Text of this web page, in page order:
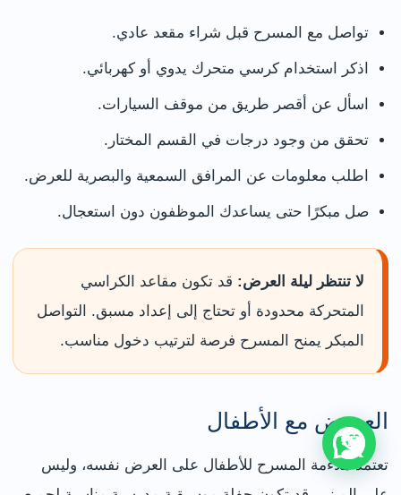
تواصل مع المسرح قبل شراء مقعد عادي.
اذكر استخدام كرسي متحرك يدوي أو كهربائي.
اسأل عن أقصر طريق من موقف السيارات.
تحقق من وجود درجات في القسم المختار.
اطلب معلومات عن المرافق السمعية والبصرية للعرض.
صل مبكرًا حتى يساعدك الموظفون دون استعجال.
لا تنتظر ليلة العرض: قد تكون مقاعد الكراسي
المتحركة محدودة أو تحتاج إلى إعداد مسبق. التواصل
المبكر يمنح المسرح فرصة لترتيب دخول مناسب.
العروض مع الأطفال
تعتمد ملاءمة المسرح للأطفال على العرض نفسه، وليس